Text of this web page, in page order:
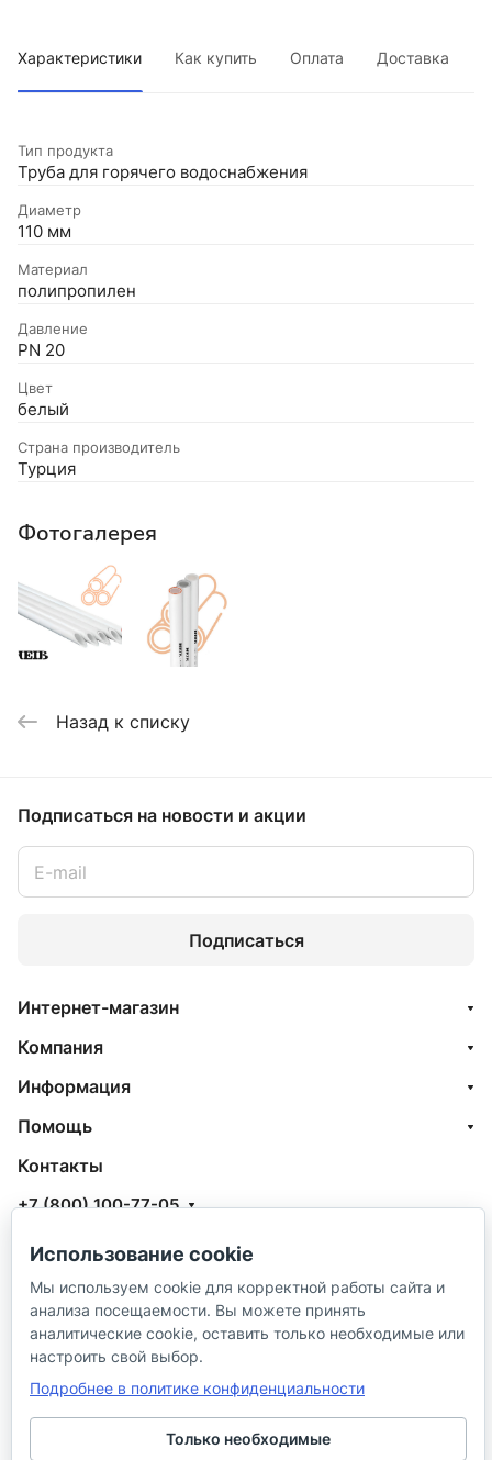
Характеристики Как купить Оплата Доставка
Тип продукта
Труба для горячего водоснабжения
Диаметр
110 мм
Материал
полипропилен
Давление
PN 20
Цвет
белый
Страна производитель
Турция
Фотогалерея
Назад к списку
Подписаться на новости и акции
Подписаться
Интернет-магазин
Компания
Информация
Помощь
Контакты
+7 (800) 100-77-05
info@aquatehnik.com
г. Краснодар (Центр),
ул. Чкалова, 167
Использование cookie
Мы используем cookie для корректной работы сайта и
анализа посещаемости. Вы можете принять
аналитические cookie, оставить только необходимые или
настроить свой выбор.
Подробнее в политике конфиденциальности
Только необходимые